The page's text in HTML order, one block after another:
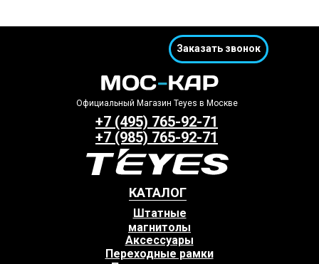
КАТАЛОГ
+7 (495) 765-92-71
+7 (985) 765-92-71
Аксессуары
Штатные
магнитолы
Переходные рамки
Заказать звонок
Официальный Магазин Teyes в Москве